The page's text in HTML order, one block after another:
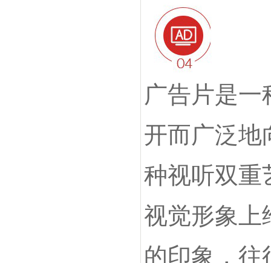
广告片是
开而广泛地
种视听双重
视觉形象上
的印象，往